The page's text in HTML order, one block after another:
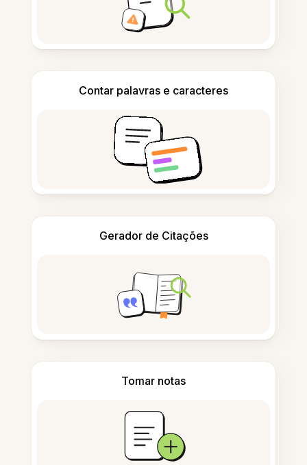
Contar palavras e caracteres
Gerador de Citações
Tomar notas